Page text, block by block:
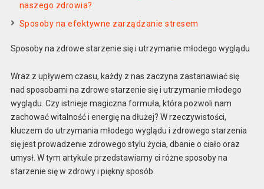
naszego zdrowia?
Sposoby na efektywne zarządzanie stresem
Sposoby na zdrowe starzenie się i utrzymanie młodego wyglądu
Wraz z upływem czasu, każdy z nas zaczyna zastanawiać się
nad sposobami na zdrowe starzenie się i utrzymanie młodego
wyglądu. Czy istnieje magiczna formuła, która pozwoli nam
zachować witalność i energię na dłużej? W rzeczywistości,
kluczem do utrzymania młodego wyglądu i zdrowego starzenia
się jest prowadzenie zdrowego stylu życia, dbanie o ciało oraz
umysł. W tym artykule przedstawiamy ci różne sposoby na
starzenie się w zdrowy i piękny sposób.